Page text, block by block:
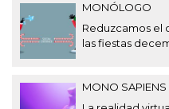
MONÓLOGO
Reduzcamos el
las fiestas
MONO SAPIENS